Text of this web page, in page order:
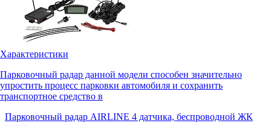
Характеристики
Парковочный радар данной модели способен значительно
упростить процесс парковки автомобиля и сохранить
транспортное средство в
Парковочный радар AIRLINE 4 датчика, беспроводной ЖК